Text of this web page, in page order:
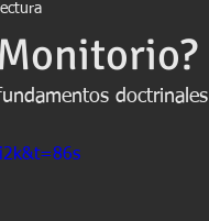
doctrinales